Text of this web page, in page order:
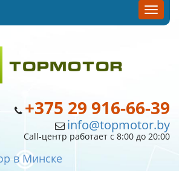
+375 29 916-66-39
info@topmotor.by
Call-центр работает с 8:00 до 20:00
в Минске